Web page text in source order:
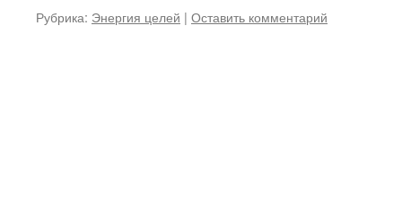
Рубрика: Энергия целей | Оставить комментарий